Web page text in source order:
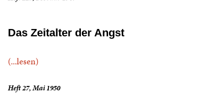
Das Zeitalter der Angst
(...lesen)
Heft 27, Mai 1950